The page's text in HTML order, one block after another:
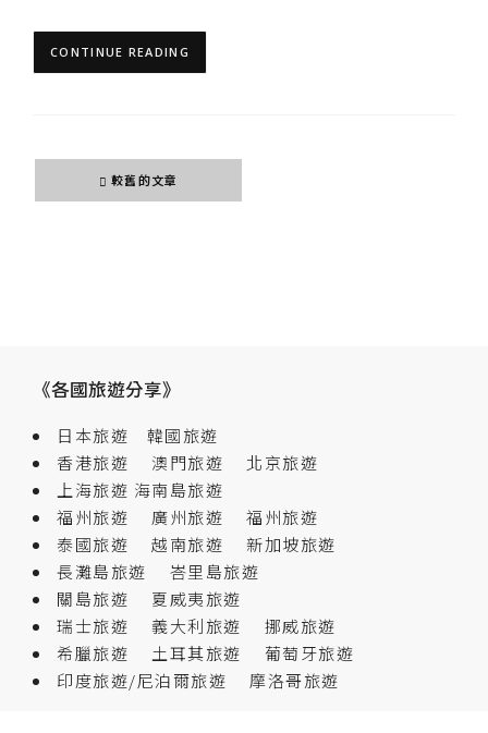
CONTINUE READING
文
章
較舊的文章
《各國旅遊分享》
日本旅遊
韓國旅遊
香港旅遊
澳門旅遊
北京旅遊
上海旅遊 海南島旅遊
福州旅遊
廣州旅遊
福州旅遊
泰國旅遊
越南旅遊
新加坡旅遊
長灘島旅遊
峇里島旅遊
關島旅遊
夏威夷旅遊
瑞士旅遊
義大利旅遊
挪威旅遊
希臘旅遊
土耳其旅遊
葡萄牙旅遊
印度旅遊/尼泊爾旅遊
摩洛哥旅遊